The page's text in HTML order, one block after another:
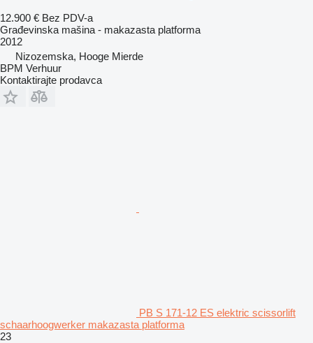
12.900 € Bez PDV-a
Građevinska mašina - makazasta platforma
2012
Nizozemska, Hooge Mierde
BPM Verhuur
Kontaktirajte prodavca
PB S 171-12 ES elektric scissorlift
schaarhoogwerker makazasta platforma
23